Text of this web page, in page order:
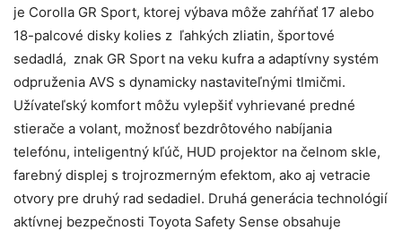
je Corolla GR Sport, ktorej výbava môže zahŕňať 17 alebo
18-palcové disky kolies z ľahkých zliatin, športové
sedadlá, znak GR Sport na veku kufra a adaptívny systém
odpruženia AVS s dynamicky nastaviteľnými tlmičmi.
Užívateľský komfort môžu vylepšiť vyhrievané predné
stierače a volant, možnosť bezdrôtového nabíjania
telefónu, inteligentný kľúč, HUD projektor na čelnom skle,
farebný displej s trojrozmerným efektom, ako aj vetracie
otvory pre druhý rad sedadiel. Druhá generácia technológií
aktívnej bezpečnosti Toyota Safety Sense obsahuje